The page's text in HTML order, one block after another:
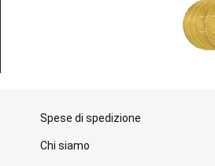
Spese di spedizione
Chi siamo